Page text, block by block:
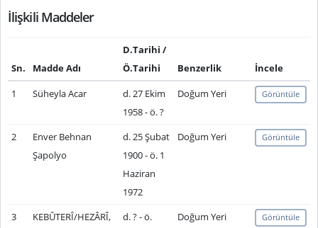
İlişkili Maddeler
Sn. Madde Adı
D.Tarihi /
Ö.Tarihi
Benzerlik
İncele
1
Süheyla Acar
d. 27 Ekim
1958 - ö. ?
Doğum Yeri Görüntüle
2
Enver Behnan
Şapolyo
d. 25 Şubat
1900 - ö. 1
Haziran
1972
Doğum Yeri Görüntüle
3
KEBÛTERÎ/HEZÂRÎ,
d. ? - ö.
Doğum Yeri Görüntüle